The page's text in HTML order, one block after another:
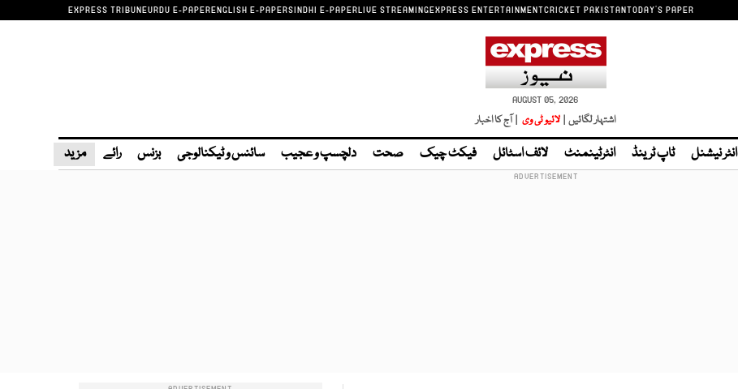
EXPRESS TRIBUNEURDU E-PAPERENGLISH E-PAPERSINDHI E-PAPERLIVE STREAMINGEXPRESS ENTERTAINMENTCRICKET PAKISTANTODAY'S PAPER
AUGUST 05, 2026
اشتہار لگائیں | لائیو ٹی وی | آج کا اخبار
انٹر نیشنل ٹاپ ٹرینڈ انٹرٹینمنٹ لائف اسٹائل فیکٹ چیک صحت دلچسپ و عجیب سائنس و ٹیکنالوجی بزنس رائے مزید